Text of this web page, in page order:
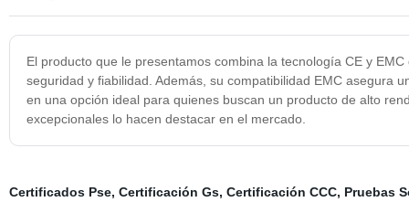
El producto que le presentamos combina la tecnología CE y
seguridad y fiabilidad. Además, su compatibilidad EMC asegura
en una opción ideal para quienes buscan un producto de alto
excepcionales lo hacen destacar en el mercado.
Certificados Pse, Certificación Gs, Certificación CCC, Pruebas